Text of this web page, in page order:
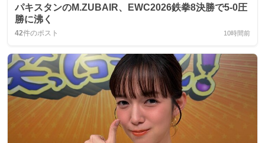
パキスタンのM.ZUBAIR、EWC2026鉄拳8決勝で5-0圧
勝に沸く
42件のポスト 10時間前